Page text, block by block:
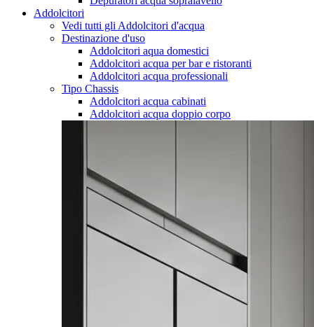
Addolcitori
Vedi tutti gli Addolcitori d'acqua
Destinazione d'uso
Addolcitori aqua domestici
Addolcitori acqua per bar e ristoranti
Addolcitori acqua professionali
Tipo Chassis
Addolcitori acqua cabinati
Addolcitori acqua doppio corpo